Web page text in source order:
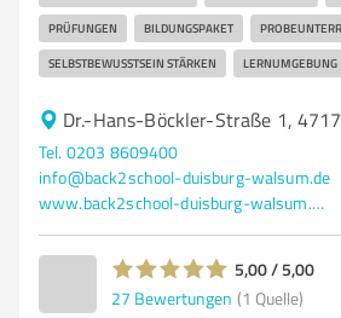
PRÜFUNGEN BILDUNGSPAKET
SELBSTBEWUSSTSEIN STÄRKEN LERNUMGEBUNG
Dr.-Hans-Böckler-Straße 1,
Tel. 0203 8609400
info@back2school-duisburg-walsum.de
www.back2school-duisburg-walsum.de/
5,00 / 5,00
27 Bewertungen (1 Quelle)